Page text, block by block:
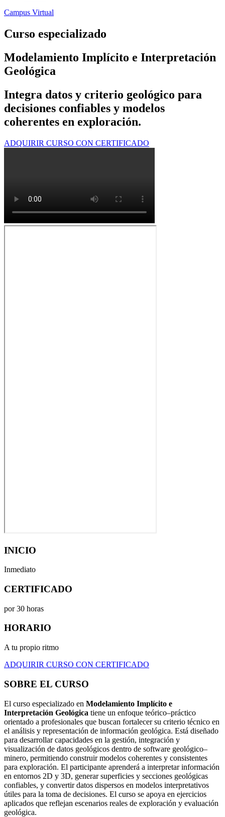
Campus Virtual
Curso especializado
Modelamiento Implícito e Interpretación
Geológica
Integra datos y criterio geológico para
decisiones confiables y modelos
coherentes en exploración.
ADQUIRIR CURSO CON CERTIFICADO
INICIO
Inmediato
CERTIFICADO
por 30 horas
HORARIO
A tu propio ritmo
ADQUIRIR CURSO CON CERTIFICADO
SOBRE EL CURSO
El curso especializado en Modelamiento Implícito e
Interpretación Geológica tiene un enfoque teórico–práctico
orientado a profesionales que buscan fortalecer su criterio técnico en
el análisis y representación de información geológica. Está diseñado
para desarrollar capacidades en la gestión, integración y
visualización de datos geológicos dentro de software geológico–
minero, permitiendo construir modelos coherentes y consistentes
para exploración. El participante aprenderá a interpretar información
en entornos 2D y 3D, generar superficies y secciones geológicas
confiables, y convertir datos dispersos en modelos interpretativos
útiles para la toma de decisiones. El curso se apoya en ejercicios
aplicados que reflejan escenarios reales de exploración y evaluación
geológica.